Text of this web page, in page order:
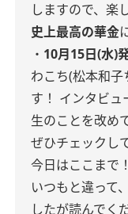
しますので、楽
史上最高の華金
・ 10月15日(水)
わこち(松本和
す！ インタビュ
生のことを改め
ぜひチェックし
今日はここまで！
いつもと違って
したが読んでく